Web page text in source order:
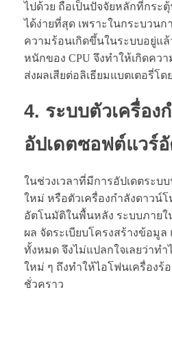
ไปด้วย ถือเป็นปัจจัยหลักที่กระ
ได้ง่ายที่สุด เพราะในกระบวนก
ความร้อนเกิดขึ้นในระบบอยู่แ
หนักของ CPU จึงทำให้เกิดค
ส่งผลเสียต่อลิเธียมแบตเตอรี่โด
4. ระบบตัวเครื่อง
อัปเดตซอฟต์แวร์
ในช่วงเวลาที่มีการอัปเดตระบ
ใหม่ หรือตัวเครื่องกำลังดาวน์
อัตโนมัติในพื้นหลัง ระบบภายใ
ผล จัดระเบียบโครงสร้างข้อมู
ทั้งหมด จึงไม่แปลกใจเลยว่าทำ
ใหม่ ๆ ถึงทำให้ไอโฟนเครื่องร้
ชั่วคราว